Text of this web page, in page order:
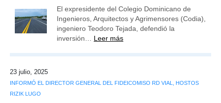
El expresidente del Colegio Dominicano de
Ingenieros, Arquitectos y Agrimensores (Codia),
ingeniero Teodoro Tejada, defendió la
inversión… Leer más
23 julio, 2025
INFORMÓ EL DIRECTOR GENERAL DEL FIDEICOMISO RD VIAL, HOSTOS
RIZIK LUGO